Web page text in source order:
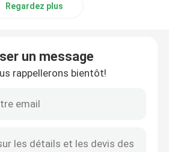
Regardez plus
un message
rappellerons bientôt!